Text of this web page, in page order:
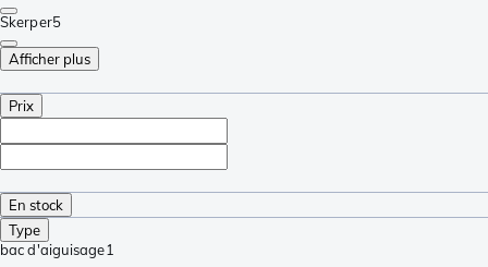
Skerper5
Afficher plus
Prix
En stock
Type
bac d'aiguisage1